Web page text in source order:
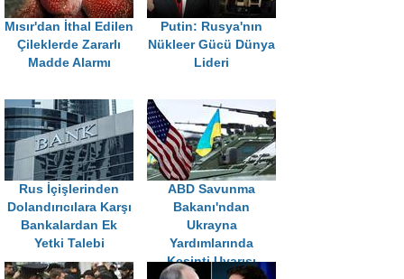
Mısır'dan İthal Edilen
Çileklerde Zararlı
Madde Alarmı
Putin: Rusya'nın
Nükleer Gücü Dünya
Lideri
Rus İçişlerinden
Dolandırıcılara Karşı
Bankalardan Ek
Yetki Talebi
ABD Savunma
Bakanı'ndan
Ukrayna
Yardımlarında
Kesinti Uyarısı